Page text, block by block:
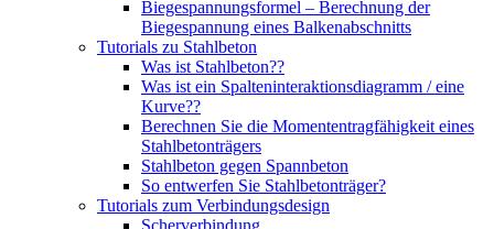
Biegespannungsformel – Berechnung der
Biegespannung eines Balkenabschnitts
Tutorials zu Stahlbeton
Was ist Stahlbeton??
Was ist ein Spalteninteraktionsdiagramm / eine
Kurve??
Berechnen Sie die Momententragfähigkeit eines
Stahlbetonträgers
Stahlbeton gegen Spannbeton
So entwerfen Sie Stahlbetonträger?
Tutorials zum Verbindungsdesign